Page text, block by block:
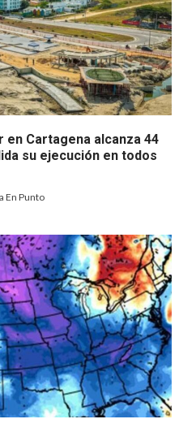
en Cartagena alcanza 44
su ejecución en todos
En Punto